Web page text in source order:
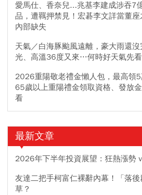
愛馬仕、香奈兒...兆基李建成涉吞7
品，遭羈押禁見！宏碁李文詳當董
內部缺失
天氣／白海豚颱風遠離，豪大雨還
光、高溫36度又來…何時好天氣先
2026重陽敬老禮金懶人包，最高領
65歲以上重陽禮金領取資格、發放
看
最新文章
2026年下半年投資展望：狂熱漲勢
友達二把手柯富仁裸辭內幕！「落
草？